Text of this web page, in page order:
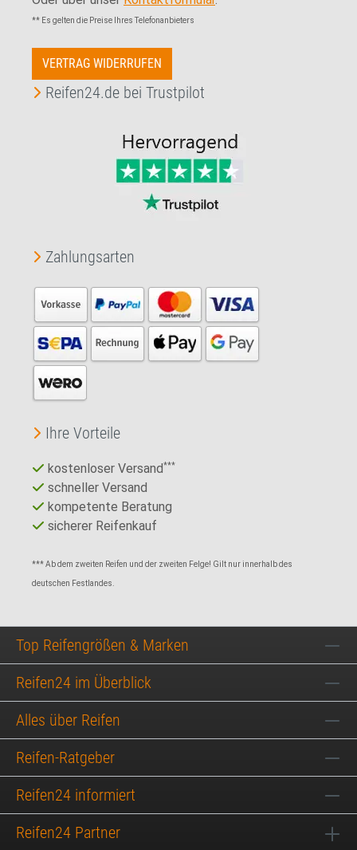
** Es gelten die Preise Ihres Telefonanbieters
VERTRAG WIDERRUFEN
Reifen24.de bei Trustpilot
Zahlungsarten
Ihre Vorteile
kostenloser Versand***
schneller Versand
kompetente Beratung
sicherer Reifenkauf
*** Ab dem zweiten Reifen und der zweiten Felge! Gilt nur innerhalb des
deutschen Festlandes.
Top Reifengrößen & Marken
Reifen24 im Überblick
Alles über Reifen
Reifen-Ratgeber
Reifen24 informiert
Reifen24 Partner